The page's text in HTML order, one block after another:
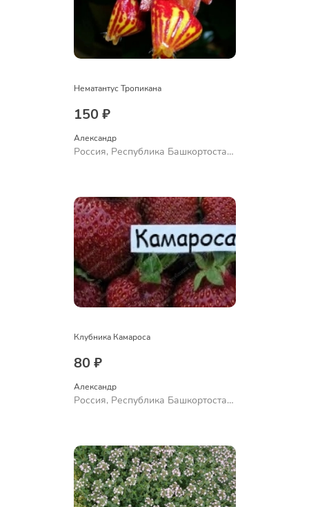
Нематантус Тропикана
150 ₽
Александр
Россия, Республика Башкортостан,
Клубника Камароса
80 ₽
Александр
Россия, Республика Башкортостан,